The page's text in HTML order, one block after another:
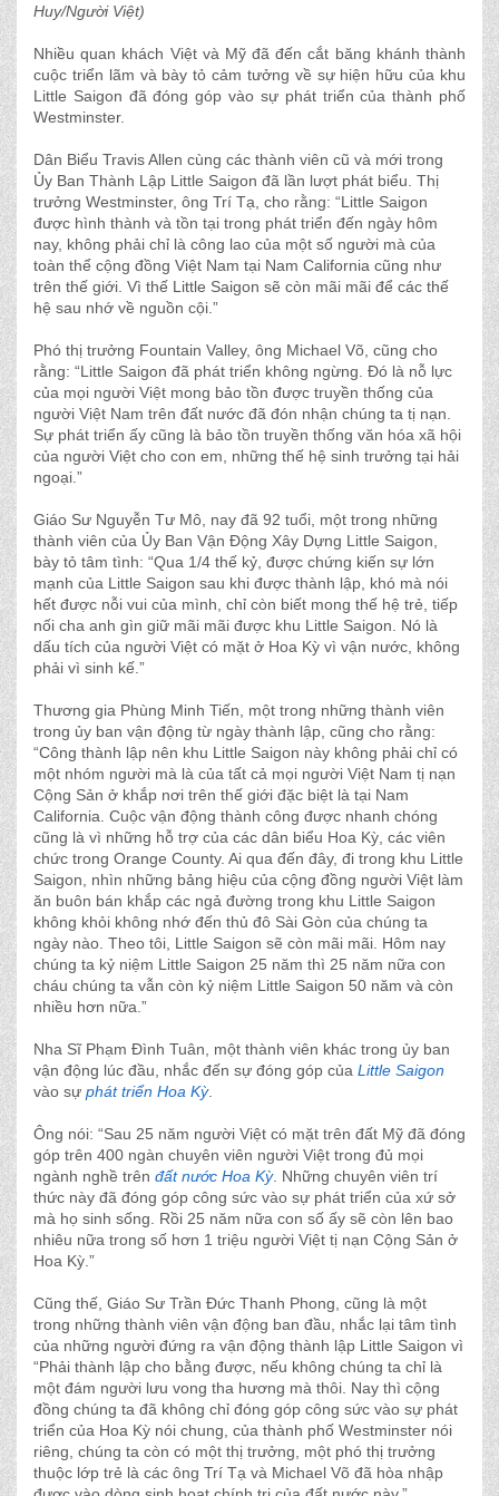
Huy/Người Việt)
Nhiều quan khách Việt và Mỹ đã đến cắt băng khánh thành
cuộc triển lãm và bày tỏ cảm tưởng về sự hiện hữu của khu
Little Saigon đã đóng góp vào sự phát triển của thành phố
Westminster.
Dân Biểu Travis Allen cùng các thành viên cũ và mới trong
Ủy Ban Thành Lập Little Saigon đã lần lượt phát biểu. Thị
trưởng Westminster, ông Trí Tạ, cho rằng: “Little Saigon
được hình thành và tồn tại trong phát triển đến ngày hôm
nay, không phải chỉ là công lao của một số người mà của
toàn thể cộng đồng Việt Nam tại Nam California cũng như
trên thế giới. Vì thế Little Saigon sẽ còn mãi mãi để các thế
hệ sau nhớ về nguồn cội.”
Phó thị trưởng Fountain Valley, ông Michael Võ, cũng cho
rằng: “Little Saigon đã phát triển không ngừng. Ðó là nỗ lực
của mọi người Việt mong bảo tồn được truyền thống của
người Việt Nam trên đất nước đã đón nhận chúng ta tị nạn.
Sự phát triển ấy cũng là bảo tồn truyền thống văn hóa xã hội
của người Việt cho con em, những thế hệ sinh trưởng tại hải
ngoại.”
Giáo Sư Nguyễn Tư Mô, nay đã 92 tuổi, một trong những
thành viên của Ủy Ban Vận Ðộng Xây Dựng Little Saigon,
bày tỏ tâm tình: “Qua 1/4 thế kỷ, được chứng kiến sự lớn
mạnh của Little Saigon sau khi được thành lập, khó mà nói
hết được nỗi vui của mình, chỉ còn biết mong thế hệ trẻ, tiếp
nối cha anh gìn giữ mãi mãi được khu Little Saigon. Nó là
dấu tích của người Việt có mặt ở Hoa Kỳ vì vận nước, không
phải vì sinh kế.”
Thương gia Phùng Minh Tiến, một trong những thành viên
trong ủy ban vận động từ ngày thành lập, cũng cho rằng:
“Công thành lập nên khu Little Saigon này không phải chỉ có
một nhóm người mà là của tất cả mọi người Việt Nam tị nạn
Cộng Sản ở khắp nơi trên thế giới đặc biệt là tại Nam
California. Cuộc vận động thành công được nhanh chóng
cũng là vì những hỗ trợ của các dân biểu Hoa Kỳ, các viên
chức trong Orange County. Ai qua đến đây, đi trong khu Little
Saigon, nhìn những bảng hiệu của cộng đồng người Việt làm
ăn buôn bán khắp các ngả đường trong khu Little Saigon
không khỏi không nhớ đến thủ đô Sài Gòn của chúng ta
ngày nào. Theo tôi, Little Saigon sẽ còn mãi mãi. Hôm nay
chúng ta kỷ niệm Little Saigon 25 năm thì 25 năm nữa con
cháu chúng ta vẫn còn kỷ niệm Little Saigon 50 năm và còn
nhiều hơn nữa.”
Nha Sĩ Phạm Ðình Tuân, một thành viên khác trong ủy ban
vận động lúc đầu, nhắc đến sự đóng góp của Little Saigon
vào sự phát triển Hoa Kỳ.
Ông nói: “Sau 25 năm người Việt có mặt trên đất Mỹ đã đóng
góp trên 400 ngàn chuyên viên người Việt trong đủ mọi
ngành nghề trên đất nước Hoa Kỳ. Những chuyên viên trí
thức này đã đóng góp công sức vào sự phát triển của xứ sở
mà họ sinh sống. Rồi 25 năm nữa con số ấy sẽ còn lên bao
nhiêu nữa trong số hơn 1 triệu người Việt tị nạn Cộng Sản ở
Hoa Kỳ.”
Cũng thế, Giáo Sư Trần Ðức Thanh Phong, cũng là một
trong những thành viên vận động ban đầu, nhắc lại tâm tình
của những người đứng ra vận động thành lập Little Saigon vì
“Phải thành lập cho bằng được, nếu không chúng ta chỉ là
một đám người lưu vong tha hương mà thôi. Nay thì cộng
đồng chúng ta đã không chỉ đóng góp công sức vào sự phát
triển của Hoa Kỳ nói chung, của thành phố Westminster nói
riêng, chúng ta còn có một thị trưởng, một phó thị trưởng
thuộc lớp trẻ là các ông Trí Tạ và Michael Võ đã hòa nhập